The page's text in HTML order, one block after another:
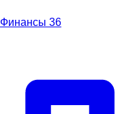
Финансы 36